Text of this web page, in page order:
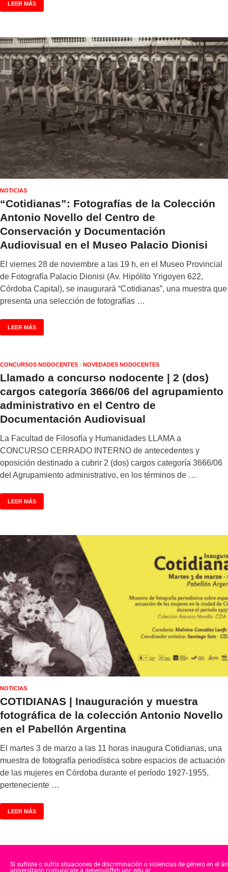
LEER MÁS
NOTICIAS
“Cotidianas”: Fotografías de la Colección
Antonio Novello del Centro de
Conservación y Documentación
Audiovisual en el Museo Palacio Dionisi
El viernes 28 de noviembre a las 19 h, en el Museo Provincial
de Fotografía Palacio Dionisi (Av. Hipólito Yrigoyen 622,
Córdoba Capital), se inaugurará “Cotidianas”, una muestra que
presenta una selección de fotografías …
LEER MÁS
CONCURSOS NODOCENTES / NOVEDADES NODOCENTES
Llamado a concurso nodocente | 2 (dos)
cargos categoría 3666/06 del agrupamiento
administrativo en el Centro de
Documentación Audiovisual
La Facultad de Filosofía y Humanidades LLAMA a
CONCURSO CERRADO INTERNO de antecedentes y
oposición destinado a cubrir 2 (dos) cargos categoría 3666/06
del Agrupamiento administrativo, en los términos de …
LEER MÁS
NOTICIAS
COTIDIANAS | Inauguración y muestra
fotográfica de la colección Antonio Novello
en el Pabellón Argentina
El martes 3 de marzo a las 11 horas inaugura Cotidianas, una
muestra de fotografía periodística sobre espacios de actuación
de las mujeres en Córdoba durante el período 1927-1955,
perteneciente …
LEER MÁS
Si sufriste o sufris situaciones de discriminación o violencias de género en el
universitario comunicate a genero@ffyh.unc.edu.ar